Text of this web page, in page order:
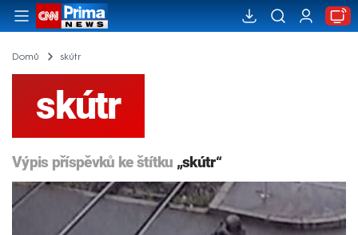
Domů skútr
skútr
Výpis příspěvků ke štítku „skútr“